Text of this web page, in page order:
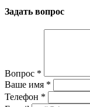
Задать вопрос
Вопрос *
Ваше имя *
Телефон *